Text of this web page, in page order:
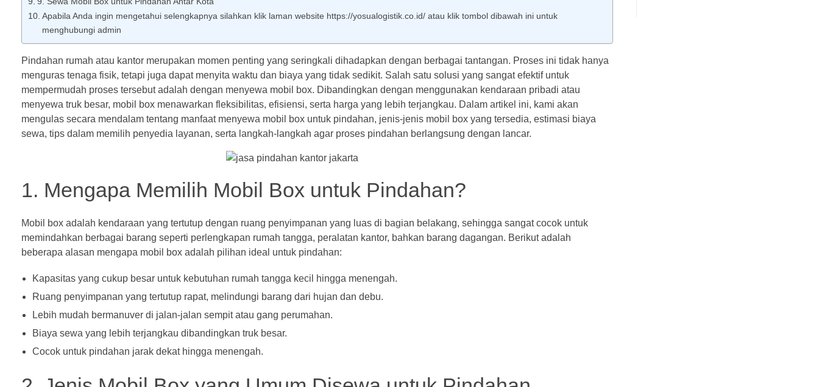
Apabila Anda ingin mengetahui selengkapnya silahkan klik laman website https://yosualogistik.co.id/ atau klik tombol dibawah ini untuk
menghubungi admin
Pindahan rumah atau kantor merupakan momen penting yang seringkali dihadapkan dengan berbagai tantangan. Proses ini tidak hanya
menguras tenaga fisik, tetapi juga dapat menyita waktu dan biaya yang tidak sedikit. Salah satu solusi yang sangat efektif untuk
mempermudah proses tersebut adalah dengan menyewa mobil box. Dibandingkan dengan menggunakan kendaraan pribadi atau
menyewa truk besar, mobil box menawarkan fleksibilitas, efisiensi, serta harga yang lebih terjangkau. Dalam artikel ini, kami akan
mengulas secara mendalam tentang manfaat menyewa mobil box untuk pindahan, jenis-jenis mobil box yang tersedia, estimasi biaya
sewa, tips dalam memilih penyedia layanan, serta langkah-langkah agar proses pindahan berlangsung dengan lancar.
1. Mengapa Memilih Mobil Box untuk Pindahan?
Mobil box adalah kendaraan yang tertutup dengan ruang penyimpanan yang luas di bagian belakang, sehingga sangat cocok untuk
memindahkan berbagai barang seperti perlengkapan rumah tangga, peralatan kantor, bahkan barang dagangan. Berikut adalah
beberapa alasan mengapa mobil box adalah pilihan ideal untuk pindahan:
Kapasitas yang cukup besar untuk kebutuhan rumah tangga kecil hingga menengah.
Ruang penyimpanan yang tertutup rapat, melindungi barang dari hujan dan debu.
Lebih mudah bermanuver di jalan-jalan sempit atau gang perumahan.
Biaya sewa yang lebih terjangkau dibandingkan truk besar.
Cocok untuk pindahan jarak dekat hingga menengah.